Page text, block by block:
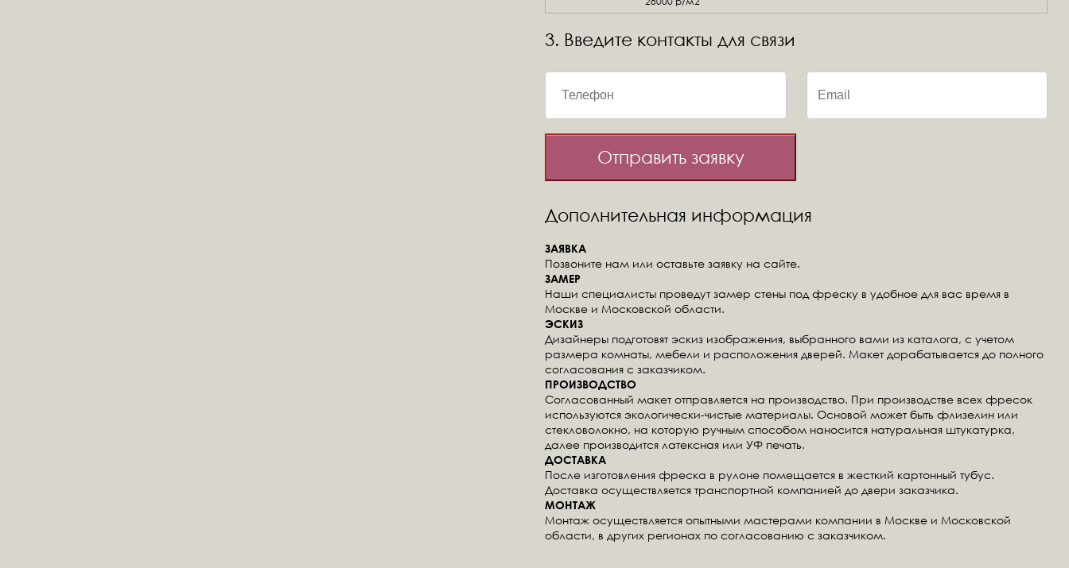
3. Введите контакты для связи
Отправить заявку
Дополнительная информация
ЗАЯВКА
Позвоните нам или оставьте заявку на сайте.
ЗАМЕР
Наши специалисты проведут замер стены под фреску в удобное для вас время в
Москве и Московской области.
ЭСКИЗ
Дизайнеры подготовят эскиз изображения, выбранного вами из каталога, с учетом
размера комнаты, мебели и расположения дверей. Макет дорабатывается до полного
согласования с заказчиком.
ПРОИЗВОДСТВО
Согласованный макет отправляется на производство. При производстве всех фресок
используются экологически-чистые материалы. Основой может быть флизелин или
стекловолокно, на которую ручным способом наносится натуральная штукатурка,
далее производится латексная или УФ печать.
ДОСТАВКА
После изготовления фреска в рулоне помещается в жесткий картонный тубус.
Доставка осуществляется транспортной компанией до двери заказчика.
МОНТАЖ
Монтаж осуществляется опытными мастерами компании в Москве и Московской
области, в других регионах по согласованию с заказчиком.